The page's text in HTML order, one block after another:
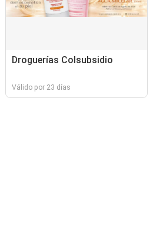
Droguerías Colsubsidio
Válido por 23 días